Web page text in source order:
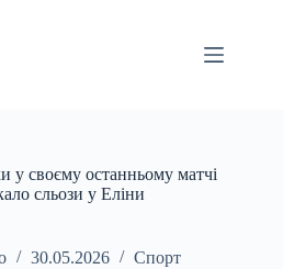
у своєму останньому матчі
сльози у Еліни
30.05.2026 Спорт